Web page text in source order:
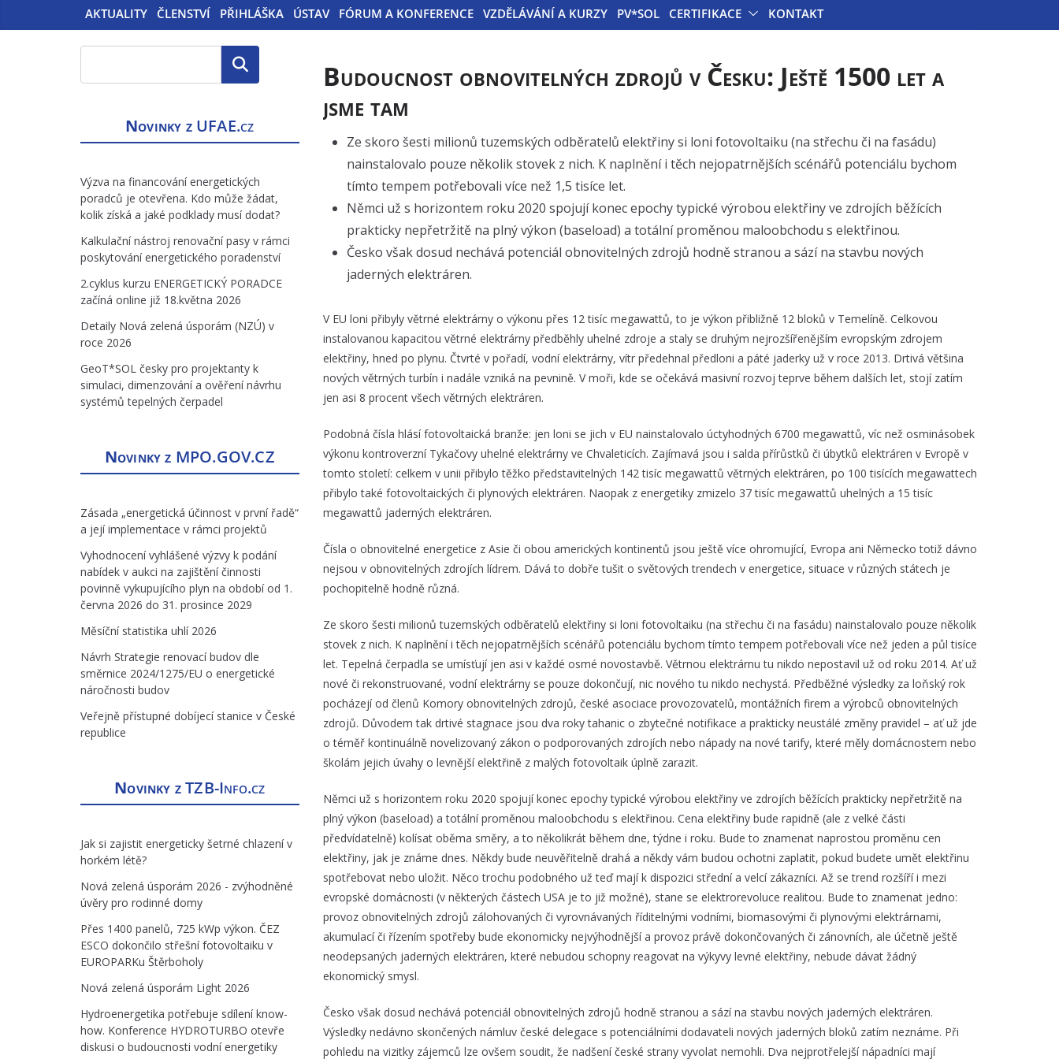
AKTUALITY ČLENSTVÍ PŘIHLÁŠKA ÚSTAV FÓRUM A KONFERENCE VZDĚLÁVÁNÍ A KURZY PV*SOL CERTIFIKACE KONTAKT
Budoucnost obnovitelných zdrojů v Česku: Ještě 1500 let a
jsme tam
Ze skoro šesti milionů tuzemských odběratelů elektřiny si loni fotovoltaiku (na střechu či na fasádu)
nainstalovalo pouze několik stovek z nich. K naplnění i těch nejopatrnějších scénářů potenciálu bychom
tímto tempem potřebovali více než 1,5 tisíce let.
Němci už s horizontem roku 2020 spojují konec epochy typické výrobou elektřiny ve zdrojích běžících
prakticky nepřetržitě na plný výkon (baseload) a totální proměnou maloobchodu s elektřinou.
Česko však dosud nechává potenciál obnovitelných zdrojů hodně stranou a sází na stavbu nových
jaderných elektráren.
V EU loni přibyly větrné elektrárny o výkonu přes 12 tisíc megawattů, to je výkon přibližně 12 bloků v Temelíně. Celkovou
instalovanou kapacitou větrné elektrárny předběhly uhelné zdroje a staly se druhým nejrozšířenějším evropským zdrojem
elektřiny, hned po plynu. Čtvrté v pořadí, vodní elektrárny, vítr předehnal předloni a páté jaderky už v roce 2013. Drtivá většina
nových větrných turbín i nadále vzniká na pevnině. V moři, kde se očekává masivní rozvoj teprve během dalších let, stojí zatím
jen asi 8 procent všech větrných elektráren.
Podobná čísla hlásí fotovoltaická branže: jen loni se jich v EU nainstalovalo úctyhodných 6700 megawattů, víc než osminásobek
výkonu kontroverzní Tykačovy uhelné elektrárny ve Chvaleticích. Zajímavá jsou i salda přírůstků či úbytků elektráren v Evropě v
tomto století: celkem v unii přibylo těžko představitelných 142 tisíc megawattů větrných elektráren, po 100 tisících megawattech
přibylo také fotovoltaických či plynových elektráren. Naopak z energetiky zmizelo 37 tisíc megawattů uhelných a 15 tisíc
megawattů jaderných elektráren.
Čísla o obnovitelné energetice z Asie či obou amerických kontinentů jsou ještě více ohromující, Evropa ani Německo totiž dávno
nejsou v obnovitelných zdrojích lídrem. Dává to dobře tušit o světových trendech v energetice, situace v různých státech je
pochopitelně hodně různá.
Ze skoro šesti milionů tuzemských odběratelů elektřiny si loni fotovoltaiku (na střechu či na fasádu) nainstalovalo pouze několik
stovek z nich. K naplnění i těch nejopatrnějších scénářů potenciálu bychom tímto tempem potřebovali více než jeden a půl tisíce
let. Tepelná čerpadla se umísťují jen asi v každé osmé novostavbě. Větrnou elektrárnu tu nikdo nepostavil už od roku 2014. Ať už
nové či rekonstruované, vodní elektrárny se pouze dokončují, nic nového tu nikdo nechystá. Předběžné výsledky za loňský rok
pocházejí od členů Komory obnovitelných zdrojů, české asociace provozovatelů, montážních firem a výrobců obnovitelných
zdrojů. Důvodem tak drtivé stagnace jsou dva roky tahanic o zbytečné notifikace a prakticky neustálé změny pravidel – ať už jde
o téměř kontinuálně novelizovaný zákon o podporovaných zdrojích nebo nápady na nové tarify, které měly domácnostem nebo
školám jejich úvahy o levnější elektřině z malých fotovoltaik úplně zarazit.
Němci už s horizontem roku 2020 spojují konec epochy typické výrobou elektřiny ve zdrojích běžících prakticky nepřetržitě na
plný výkon (baseload) a totální proměnou maloobchodu s elektřinou. Cena elektřiny bude rapidně (ale z velké části
předvídatelně) kolísat oběma směry, a to několikrát během dne, týdne i roku. Bude to znamenat naprostou proměnu cen
elektřiny, jak je známe dnes. Někdy bude neuvěřitelně drahá a někdy vám budou ochotni zaplatit, pokud budete umět elektřinu
spotřebovat nebo uložit. Něco trochu podobného už teď mají k dispozici střední a velcí zákazníci. Až se trend rozšíří i mezi
evropské domácnosti (v některých částech USA je to již možné), stane se elektrorevoluce realitou. Bude to znamenat jedno:
provoz obnovitelných zdrojů zálohovaných či vyrovnávaných říditelnými vodními, biomasovými či plynovými elektrárnami,
akumulací či řízením spotřeby bude ekonomicky nejvýhodnější a provoz právě dokončovaných či zánovních, ale účetně ještě
neodepsaných jaderných elektráren, které nebudou schopny reagovat na výkyvy levné elektřiny, nebude dávat žádný
ekonomický smysl.
Česko však dosud nechává potenciál obnovitelných zdrojů hodně stranou a sází na stavbu nových jaderných elektráren.
Výsledky nedávno skončených námluv české delegace s potenciálními dodavateli nových jaderných bloků zatím neznáme. Při
pohledu na vizitky zájemců lze ovšem soudit, že nadšení české strany vyvolat nemohli. Dva nejprotřelejší nápadníci mají
Hledat
Novinky z UFAE.cz
Výzva na financování energetických
poradců je otevřena. Kdo může žádat,
kolik získá a jaké podklady musí dodat?
Kalkulační nástroj renovační pasy v rámci
poskytování energetického poradenství
2.cyklus kurzu ENERGETICKÝ PORADCE
začíná online již 18.května 2026
Detaily Nová zelená úsporám (NZÚ) v
roce 2026
GeoT*SOL česky pro projektanty k
simulaci, dimenzování a ověření návrhu
systémů tepelných čerpadel
Novinky z MPO.GOV.CZ
Zásada „energetická účinnost v první řadě“
a její implementace v rámci projektů
Vyhodnocení vyhlášené výzvy k podání
nabídek v aukci na zajištění činnosti
povinně vykupujícího plyn na období od 1.
června 2026 do 31. prosince 2029
Měsíční statistika uhlí 2026
Návrh Strategie renovací budov dle
směrnice 2024/1275/EU o energetické
náročnosti budov
Veřejně přístupné dobíjecí stanice v České
republice
Novinky zTZB-Info.cz
Jak si zajistit energeticky šetrné chlazení v
horkém létě?
Nová zelená úsporám 2026 - zvýhodněné
úvěry pro rodinné domy
Přes 1400 panelů, 725 kWp výkon. ČEZ
ESCO dokončilo střešní fotovoltaiku v
EUROPARKu Štěrboholy
Nová zelená úsporám Light 2026
Hydroenergetika potřebuje sdílení know-
how. Konference HYDROTURBO otevře
diskusi o budoucnosti vodní energetiky